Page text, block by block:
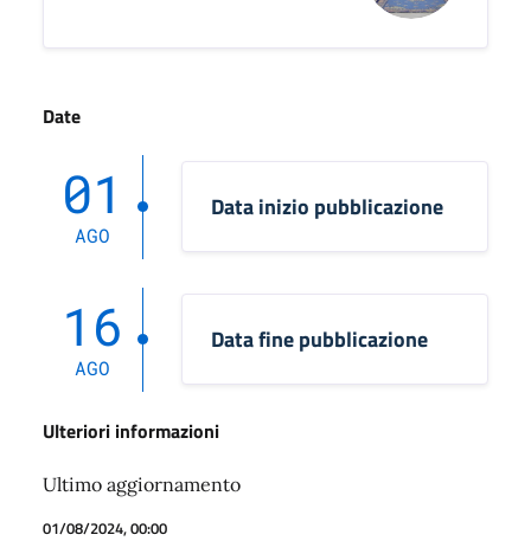
Date
01
AGO
Data inizio pubblicazione
16
AGO
Data fine pubblicazione
Ulteriori informazioni
Ultimo aggiornamento
01/08/2024, 00:00